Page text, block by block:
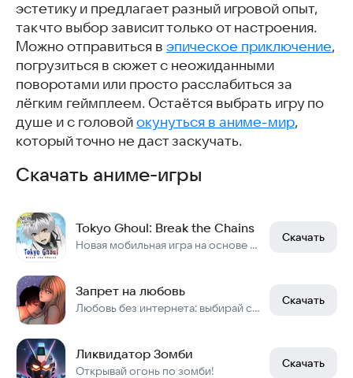
эстетику и предлагает разный игровой опыт,
так что выбор зависит только от настроения.
Можно отправиться в эпическое приключение,
погрузиться в сюжет с неожиданными
поворотами или просто расслабиться за
лёгким геймплеем. Остаётся выбрать игру по
душе и с головой окунуться в аниме-мир,
который точно не даст заскучать.
Скачать аниме-игры
Tokyo Ghoul: Break the Chains
Новая мобильная игра на основе популярного аниме «Токийский гуль»
Скачать
Запрет на любовь
Любовь без интернета: выбирай судьбу
Скачать
Ликвидатор Зомби
Открывай огонь по зомби!
Скачать